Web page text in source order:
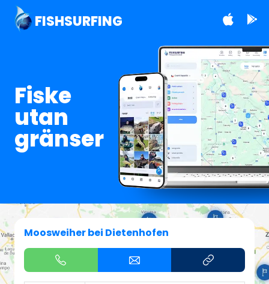
FISHSURFING
Fiske
utan
gränser
Moosweiher bei Dietenhofen